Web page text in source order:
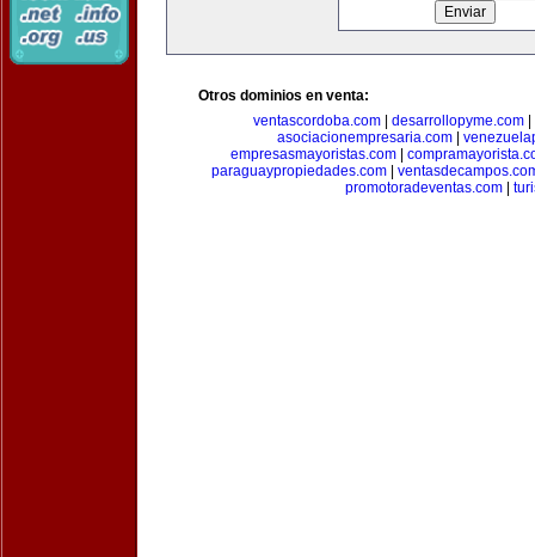
Otros dominios en venta:
ventascordoba.com| desarrollopyme.com|
asociacionempresaria.com
empresasmayoristas.com|
paraguaypropiedades.com
promotoradeventas.com